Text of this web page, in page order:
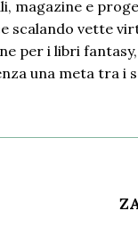
magazine e
scalando vette
per i libri
una meta tra i